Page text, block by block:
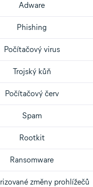
Adware
Phishing
Počítačový virus
Trojský kůň
Počítačový červ
Spam
Rootkit
Ransomware
změny prohlížečů